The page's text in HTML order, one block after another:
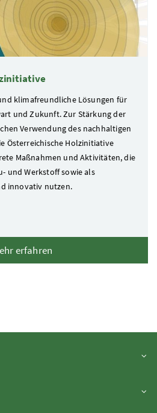
klimafreundliche Lösungen für
und Zukunft. Zur Stärkung der
Verwendung des nachhaltigen
Österreichische Holzinitiative
Maßnahmen und Aktivitäten, die
und Werkstoff sowie als
innovativ nutzen.
erfahren